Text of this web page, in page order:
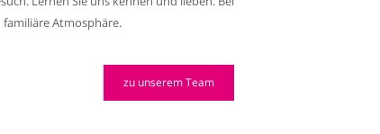
Atmosphäre.
zu unserem Team